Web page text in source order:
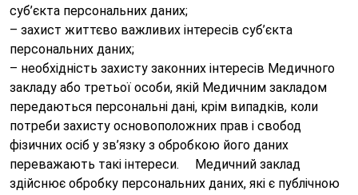
суб’єкта персональних даних;
– захист життєво важливих інтересів суб’єкта
персональних даних;
– необхідність захисту законних інтересів Медичного
закладу або третьої особи, якій Медичним закладом
передаються персональні дані, крім випадків, коли
потреби захисту основоположних прав і свобод
фізичних осіб у зв’язку з обробкою його даних
переважають такі інтереси. Медичний заклад
здійснює обробку персональних даних, які є публічною